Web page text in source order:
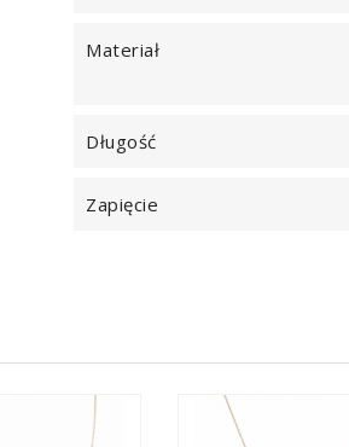
Materiał
Długość
Zapięcie